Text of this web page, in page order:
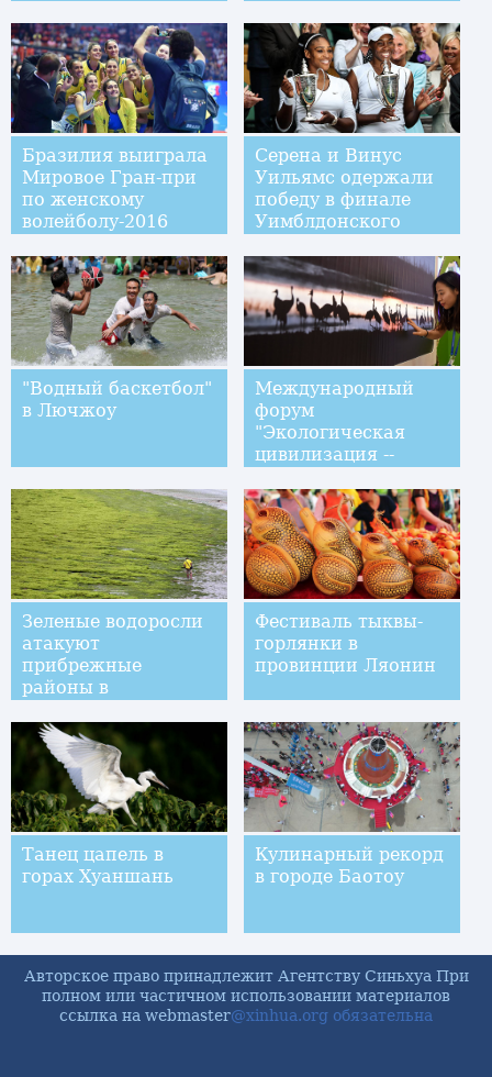
Бразилия выиграла
Мировое Гран-при
по женскому
волейболу-2016
Серена и Винус
Уильямс одержали
победу в финале
Уимблдонского
парном разряде
"Водный баскетбол"
в Лючжоу
Международный
форум
"Экологическая
цивилизация --
Гуйяне
Зеленые водоросли
атакуют
прибрежные
районы в
Фестиваль тыквы-
горлянки в
провинции Ляонин
Танец цапель в
горах Хуаншань
Кулинарный рекорд
в городе Баотоу
Авторское право принадлежит Агентству Синьхуа При
полном или частичном использовании материалов
ссылка на webmaster@xinhua.org обязательна